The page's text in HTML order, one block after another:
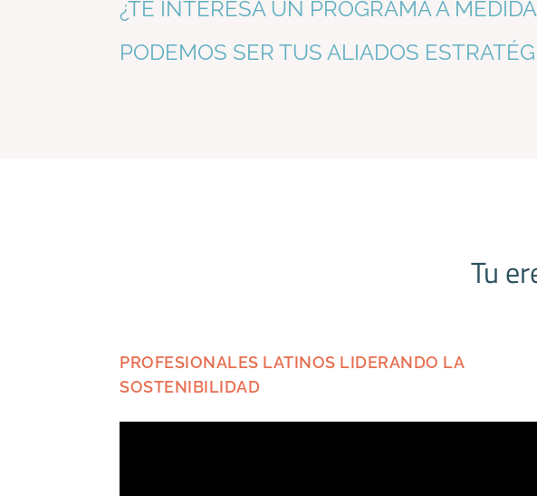
¿TE INTERESA UN PROGRAMA A
PODEMOS SER TUS ALIADOS
Tu
PROFESIONALES LATINOS LIDERANDO LA
SOSTENIBILIDAD